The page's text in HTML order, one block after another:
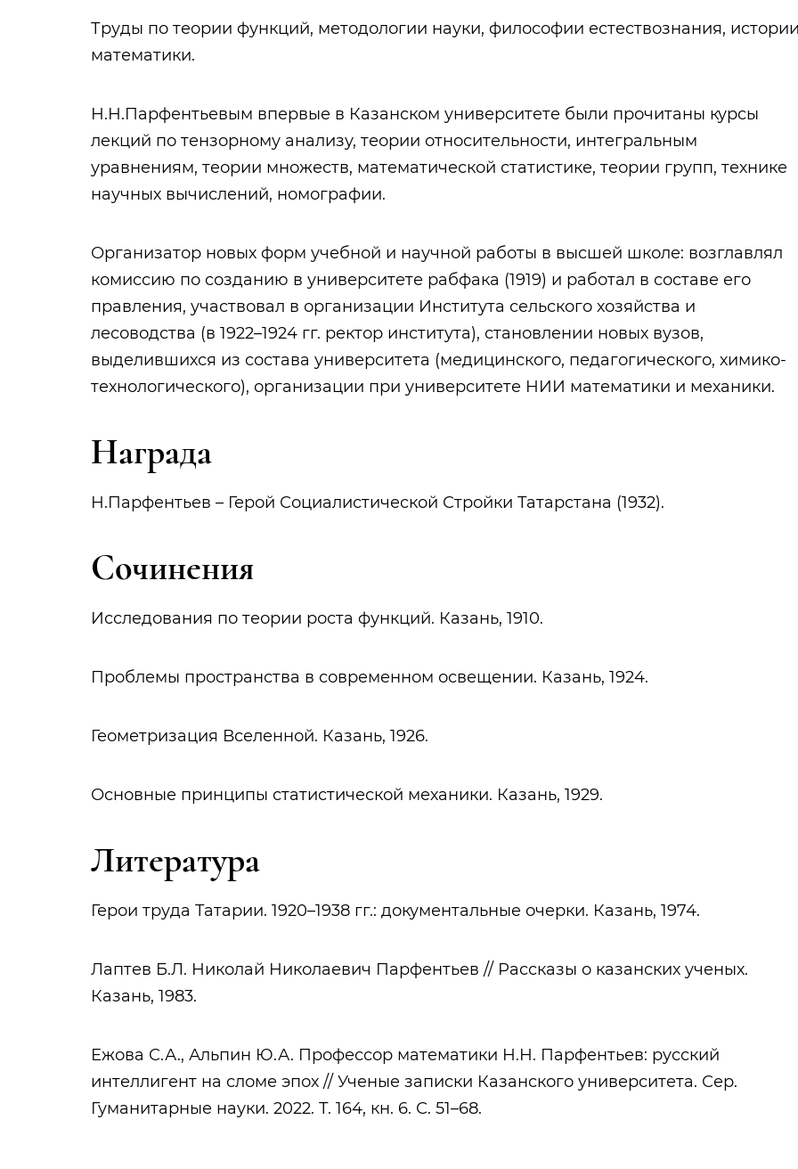
Труды по теории функций, методологии науки, философии естествознания,
математики.
Н.Н.Парфентьевым впервые в Казанском университете были прочитаны курсы
лекций по тензорному анализу, теории относительности, интегральным
уравнениям, теории множеств, математической статистике, теории групп, технике
научных вычислений, номографии.
Организатор новых форм учебной и научной работы в высшей школе: возглавлял
комиссию по созданию в университете рабфака (1919) и работал в составе его
правления, участвовал в организации Института сельского хозяйства и
лесоводства (в 1922–1924 гг. ректор института), становлении новых вузов,
выделившихся из состава университета (медицинского, педагогического, химико-
технологического), организации при университете НИИ математики и механики.
Награда
Н.Парфентьев – Герой Социалистической Стройки Татарстана (1932).
Сочинения
Исследования по теории роста функций. Казань, 1910.
Проблемы пространства в современном освещении. Казань, 1924.
Геометризация Вселенной. Казань, 1926.
Основные принципы статистической механики. Казань, 1929.
Литература
Герои труда Татарии. 1920–1938 гг.: документальные очерки. Казань, 1974.
Лаптев Б.Л. Николай Николаевич Парфентьев // Рассказы о казанских ученых.
Казань, 1983.
Ежова С.А., Альпин Ю.А. Профессор математики Н.Н. Парфентьев: русский
интеллигент на сломе эпох // Ученые записки Казанского университета. Сер.
Гуманитарные науки. 2022. Т. 164, кн. 6. С. 51–68.